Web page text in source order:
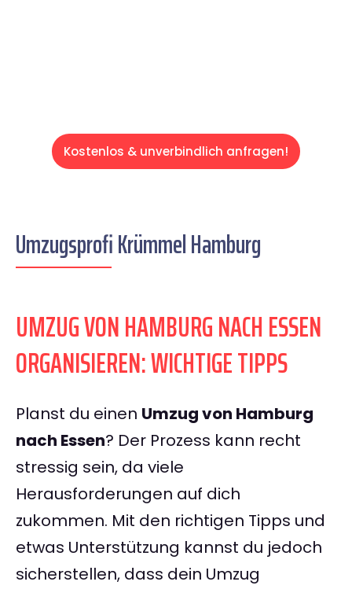
Kostenlos & unverbindlich anfragen!
Umzugsprofi Krümmel Hamburg
UMZUG VON HAMBURG NACH ESSEN
ORGANISIEREN: WICHTIGE TIPPS
Planst du einen Umzug von Hamburg
nach Essen? Der Prozess kann recht
stressig sein, da viele
Herausforderungen auf dich
zukommen. Mit den richtigen Tipps und
etwas Unterstützung kannst du jedoch
sicherstellen, dass dein Umzug